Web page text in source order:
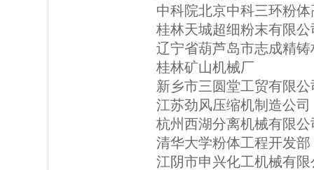
中科院北京中科三环粉
桂林天城超细粉末有限公
辽宁省葫芦岛市志成精
桂林矿山机械厂
新乡市三圆堂工贸有限公
江苏劲风压缩机制造公司
杭州西湖分离机械有限公
清华大学粉体工程开发部
江阴市申兴化工机械有限